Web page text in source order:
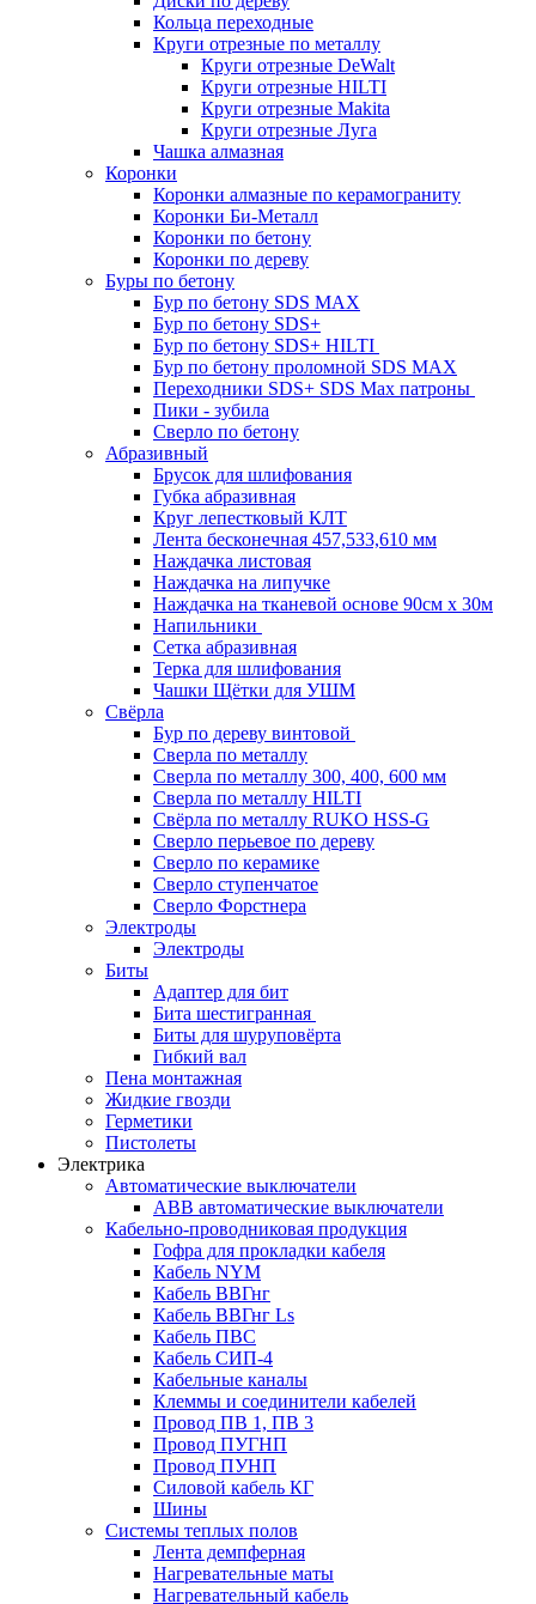
Кольца переходные
Круги отрезные по металлу
Круги отрезные DeWalt
Круги отрезные HILTI
Круги отрезные Makita
Круги отрезные Луга
Чашка алмазная
Коронки
Коронки алмазные по керамограниту
Коронки Би-Металл
Коронки по бетону
Коронки по дереву
Буры по бетону
Бур по бетону SDS MAX
Бур по бетону SDS+
Бур по бетону SDS+ HILTI
Бур по бетону проломной SDS MAX
Переходники SDS+ SDS Max патроны
Пики - зубила
Сверло по бетону
Абразивный
Брусок для шлифования
Губка абразивная
Круг лепестковый КЛТ
Лента бесконечная 457,533,610 мм
Наждачка листовая
Наждачка на липучке
Наждачка на тканевой основе 90см х 30м
Напильники
Сетка абразивная
Терка для шлифования
Чашки Щётки для УШМ
Свёрла
Бур по дереву винтовой
Сверла по металлу
Сверла по металлу 300, 400, 600 мм
Сверла по металлу HILTI
Свёрла по металлу RUKO HSS-G
Сверло перьевое по дереву
Сверло по керамике
Сверло ступенчатое
Сверло Форстнера
Электроды
Электроды
Биты
Адаптер для бит
Бита шестигранная
Биты для шуруповёрта
Гибкий вал
Пена монтажная
Жидкие гвозди
Герметики
Пистолеты
Электрика
Автоматические выключатели
ABB автоматические выключатели
Кабельно-проводниковая продукция
Гофра для прокладки кабеля
Кабель NYM
Кабель ВВГнг
Кабель ВВГнг Ls
Кабель ПВС
Кабель СИП-4
Кабельные каналы
Клеммы и соединители кабелей
Провод ПВ 1, ПВ 3
Провод ПУГНП
Провод ПУНП
Силовой кабель КГ
Шины
Системы теплых полов
Лента демпферная
Нагревательные маты
Нагревательный кабель